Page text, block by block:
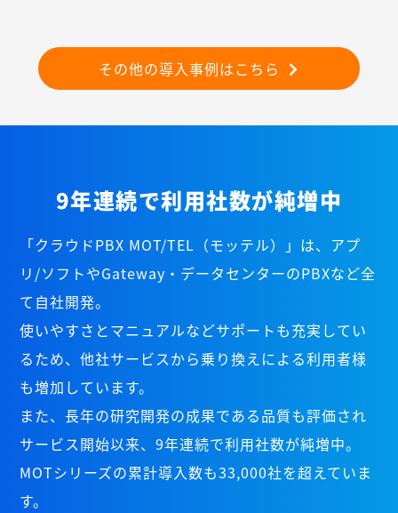
その他の導入事例はこちら
9年連続で利用社数が純増中
「クラウドPBX MOT/TEL（モッテル）」は、アプ
リ/ソフトやGateway・データセンターのPBXなど全
て自社開発。
使いやすさとマニュアルなどサポートも充実してい
るため、他社サービスから乗り換えによる利用者様
も増加しています。
また、長年の研究開発の成果である品質も評価され
サービス開始以来、9年連続で利用社数が純増中。
MOTシリーズの累計導入数も33,000社を超えていま
す。